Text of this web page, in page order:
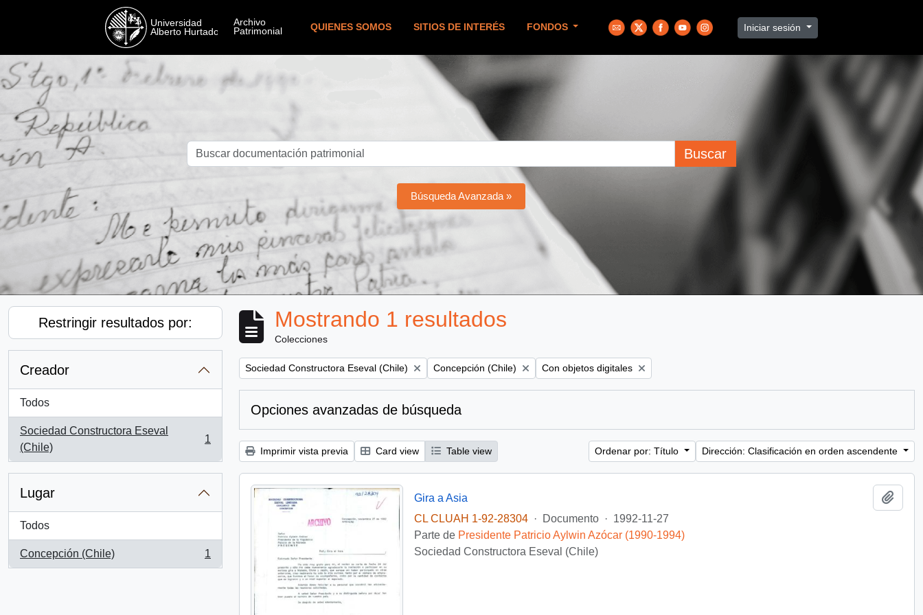
QUIENES SOMOS SITIOS DE INTERÉS FONDOS Iniciar sesión
Buscar
Búsqueda Avanzada »
Restringir resultados por:
Creador
Todos
Sociedad Constructora Eseval
(Chile)
, 1 resultados
1
Lugar
Todos
Concepción (Chile)
, 1 resultados
1
Mostrando 1 resultados
Colecciones
Remove filter:
Sociedad Constructora Eseval (Chile) Remove filter:
Concepción (Chile) Remove filter:
Con objetos digitales
Opciones avanzadas de búsqueda
Imprimir vista previa Card view Table view Ordenar por: Título Dirección: Clasificación en orden ascendente
Gira a Asia
CL CLUAH 1-92-28304
· Documento · 1992-11-27
Parte de Presidente Patricio Aylwin Azócar (1990-1994)
Sociedad Constructora Eseval (Chile)